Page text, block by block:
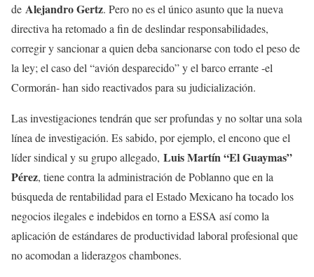
de Alejandro Gertz. Pero no es el único asunto que la nueva
directiva ha retomado a fin de deslindar responsabilidades,
corregir y sancionar a quien deba sancionarse con todo el peso de
la ley; el caso del “avión desparecido” y el barco errante -el
Cormorán- han sido reactivados para su judicialización.
Las investigaciones tendrán que ser profundas y no soltar una sola
línea de investigación. Es sabido, por ejemplo, el encono que el
líder sindical y su grupo allegado, Luis Martín “El Guaymas”
Pérez, tiene contra la administración de Poblanno que en la
búsqueda de rentabilidad para el Estado Mexicano ha tocado los
negocios ilegales e indebidos en torno a ESSA así como la
aplicación de estándares de productividad laboral profesional que
no acomodan a liderazgos chambones.